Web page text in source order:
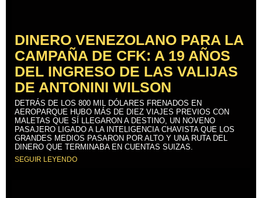
DINERO VENEZOLANO PARA LA
CAMPAÑA DE CFK: A 19 AÑOS
DEL INGRESO DE LAS VALIJAS
DE ANTONINI WILSON
DETRÁS DE LOS 800 MIL DÓLARES FRENADOS EN
AEROPARQUE HUBO MÁS DE DIEZ VIAJES PREVIOS CON
MALETAS QUE SÍ LLEGARON A DESTINO, UN NOVENO
PASAJERO LIGADO A LA INTELIGENCIA CHAVISTA QUE LOS
GRANDES MEDIOS PASARON POR ALTO Y UNA RUTA DEL
DINERO QUE TERMINABA EN CUENTAS SUIZAS.
SEGUIR LEYENDO